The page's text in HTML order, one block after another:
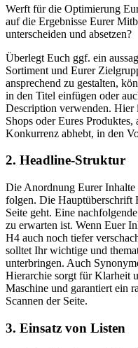
Werft für die Optimierung
auf die Ergebnisse Eurer
unterscheiden und absetzen?
Überlegt Euch ggf. ein
Sortiment und Eurer
ansprechend zu gestalten,
in den Titel einfügen oder
Description verwenden. Hier
Shops oder Eures
Konkurrenz abhebt, in den
2. Headline-Struktur
Die Anordnung Eurer
folgen. Die Hauptüberschrift
Seite geht. Eine
zu erwarten ist. Wenn Euer
H4 auch noch tiefer
solltet Ihr wichtige und
unterbringen. Auch
Hierarchie sorgt für Klarheit
Maschine und garantiert ein
Scannen der Seite.
3. Einsatz von Listen